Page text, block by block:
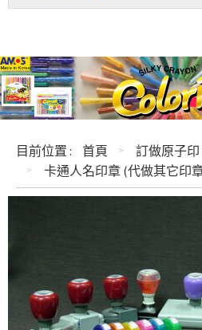
目前位置 : 首頁
訂做原子
卡通人名印章 (代做其它印